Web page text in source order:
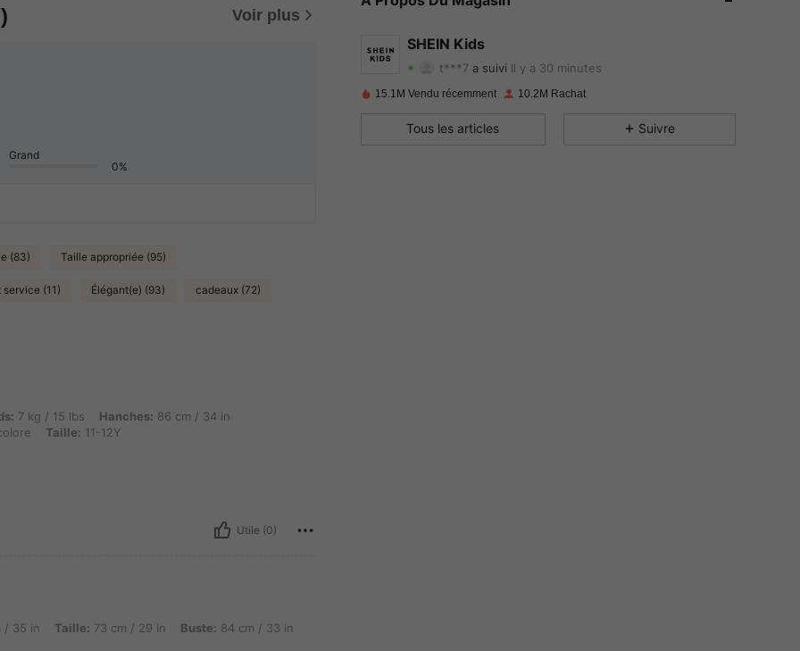
Voir plus
Grand
0%
(83) Taille appropriée (95)
(11) Élégant(e) (93) cadeaux (72)
Hanches: 86 cm / 34 in, Buste: 81 cm / 32 in, Taille: 70 cm / 28 in, Couleur: Multicolore, Taille: 11-12Y
7 kg / 15 lbs Hanches: 86 cm / 34 in
Taille: 11-12Y
Utile (0)
73 cm / 29 in, Buste: 84 cm / 33 in, Couleur: Multicolore, Taille: 13-14Y
/ 35 in Taille: 73 cm / 29 in Buste: 84 cm / 33 in
SHEIN Kids
4.94
t***7 a suivi Il y a 30 minutes
4.94 50K 807K
4.94
15.1M Vendu récemment 10.2M Rachat
Tous les articles Suivre